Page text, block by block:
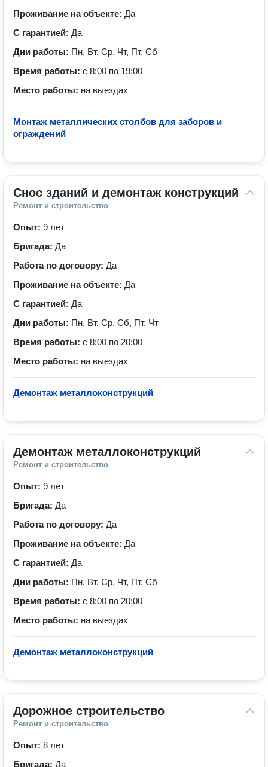
Проживание на объекте: Да
С гарантией: Да
Дни работы: Пн, Вт, Ср, Чт, Пт, Сб
Время работы: с 8:00 по 19:00
Место работы: на выездах
—
Монтаж металлических столбов для заборов и
ограждений
Снос зданий и демонтаж конструкций
Ремонт и строительство
Опыт: 9 лет
Бригада: Да
Работа по договору: Да
Проживание на объекте: Да
С гарантией: Да
Дни работы: Пн, Вт, Ср, Сб, Пт, Чт
Время работы: с 8:00 по 20:00
Место работы: на выездах
—
Демонтаж металлоконструкций
Демонтаж металлоконструкций
Ремонт и строительство
Опыт: 9 лет
Бригада: Да
Работа по договору: Да
Проживание на объекте: Да
С гарантией: Да
Дни работы: Пн, Вт, Ср, Чт, Пт, Сб
Время работы: с 8:00 по 20:00
Место работы: на выездах
—
Демонтаж металлоконструкций
Дорожное строительство
Ремонт и строительство
Опыт: 8 лет
Бригада: Да